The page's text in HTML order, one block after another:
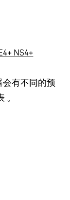
NS4+
会有不同的预
。